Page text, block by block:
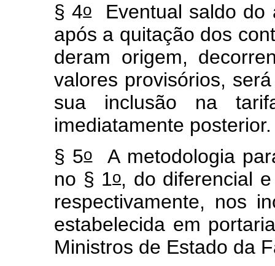
§ 4oEventual saldo do
após a quitação dos
deram origem,
valores provisórios,
sua inclusão na
imediatamente posterior.
§ 5oA metodologia
no § 1o, do diferencial
respectivamente, nos
estabelecida em
Ministros de Estado da